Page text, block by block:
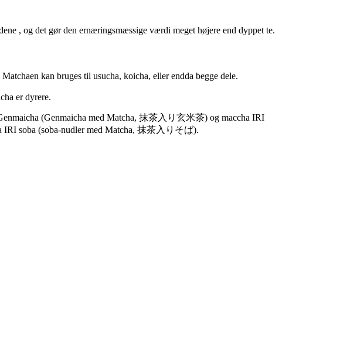
, og det gør den ernæringsmæssige værdi meget højere end dyppet te.
kan bruges til usucha, koicha, eller endda begge dele.
er dyrere.
(Genmaicha med Matcha, 抹茶入り玄米茶) og maccha IRI
IRI soba (soba-nudler med Matcha, 抹茶入りそば).